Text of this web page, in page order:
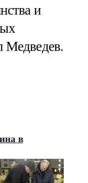
и
Медведев.
в